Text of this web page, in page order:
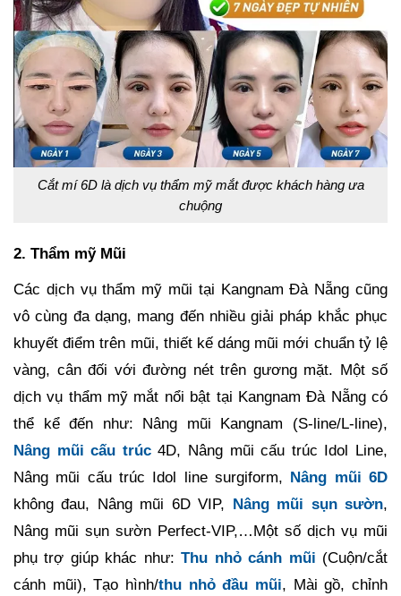
Cắt mí 6D là dịch vụ thẩm mỹ mắt được khách hàng ưa
chuộng
2. Thẩm mỹ Mũi
Các dịch vụ thẩm mỹ mũi tại Kangnam Đà Nẵng cũng
vô cùng đa dạng, mang đến nhiều giải pháp khắc phục
khuyết điểm trên mũi, thiết kế dáng mũi mới chuẩn tỷ lệ
vàng, cân đối với đường nét trên gương mặt. Một số
dịch vụ thẩm mỹ mắt nổi bật tại Kangnam Đà Nẵng có
thể kể đến như: Nâng mũi Kangnam (S-line/L-line),
Nâng mũi cấu trúc4D, Nâng mũi cấu trúc Idol Line,
Nâng mũi cấu trúc Idol line surgiform, Nâng mũi 6D
không đau, Nâng mũi 6D VIP, Nâng mũi sụn sườn,
Nâng mũi sụn sườn Perfect-VIP,…Một số dịch vụ mũi
phụ trợ giúp khác như:Thu nhỏ cánh mũi (Cuộn/cắt
cánh mũi), Tạo hình/thu nhỏ đầu mũi, Mài gồ, chỉnh